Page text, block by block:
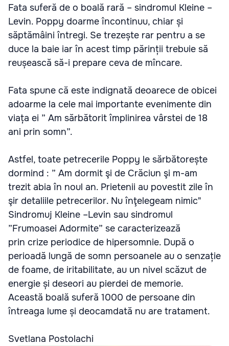
Fata suferă de o boală rară – sindromul Kleine –
Levin. Poppy doarme încontinuu, chiar și
săptămâini întregi. Se trezește rar pentru a se
duce la baie iar în acest timp părinții trebuie să
reușească să-i prepare ceva de mîncare.
Fata spune că este indignată deoarece de obicei
adoarme la cele mai importante evenimente din
viața ei ” Am sărbătorit împlinirea vârstei de 18
ani prin somn”.
Astfel, toate petrecerile Poppy le sărbătorește
dormind : ” Am dormit şi de Crăciun şi m-am
trezit abia în noul an. Prietenii au povestit zile în
şir detaliile petrecerilor. Nu înţelegeam nimic"
Sindromuj Kleine –Levin sau sindromul
”Frumoasei Adormite” se caracterizează
prin crize periodice de hipersomnie. După o
perioadă lungă de somn persoanele au o senzație
de foame, de iritabilitate, au un nivel scăzut de
energie și deseori au pierdei de memorie.
Această boală suferă 1000 de persoane din
întreaga lume și deocamdată nu are tratament.
Svetlana Postolachi